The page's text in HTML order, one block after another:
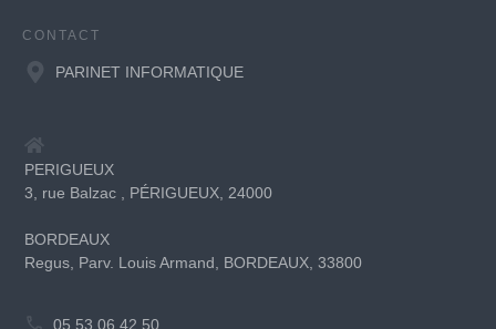
CONTACT
PARINET INFORMATIQUE
PERIGUEUX
3, rue Balzac , PÉRIGUEUX, 24000
BORDEAUX
Regus, Parv. Louis Armand, BORDEAUX, 33800
05 53 06 42 50